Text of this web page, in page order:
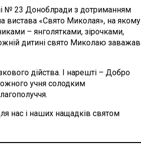
№ 23 Доноблради з дотриманням
вистава «Свято Миколая», на якому
– янголятками, зірочками,
дитині свято Миколаю заважав
дійства. І нарешті – Добро
учня солодким
нас і наших нащадків святом